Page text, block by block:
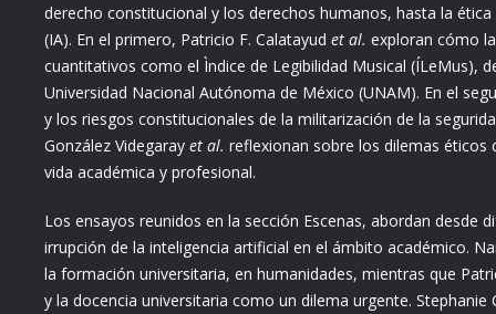
derecho constitucional y los derechos humanos, hasta la
(IA). En el primero, Patricio F. Calatayud et al. exploran cómo
cuantitativos como el Ìndice de Legibilidad Musical (ÍLeMus),
Universidad Nacional Autónoma de México (UNAM). En el
y los riesgos constitucionales de la militarización de la
González Videgaray et al. reflexionan sobre los dilemas éticos
vida académica y profesional.
Los ensayos reunidos en la sección Escenas, abordan desde
irrupción de la inteligencia artificial en el ámbito académico.
la formación universitaria, en humanidades, mientras que
y la docencia universitaria como un dilema urgente.